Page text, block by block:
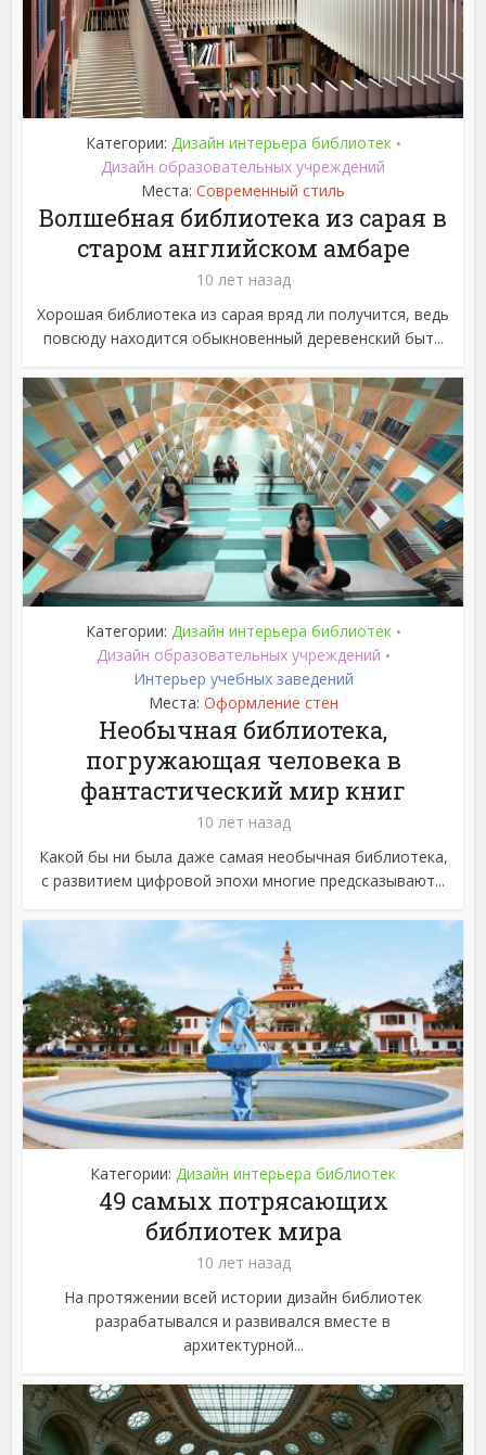
Категории: Дизайн интерьера библиотек •
Дизайн образовательных учреждений
Места: Современный стиль
Волшебная библиотека из сарая в
старом английском амбаре
10 лет назад
Хорошая библиотека из сарая вряд ли получится, ведь
повсюду находится обыкновенный деревенский быт...
Категории: Дизайн интерьера библиотек •
Дизайн образовательных учреждений •
Интерьер учебных заведений
Места: Оформление стен
Необычная библиотека,
погружающая человека в
фантастический мир книг
10 лет назад
Какой бы ни была даже самая необычная библиотека,
с развитием цифровой эпохи многие предсказывают...
Категории: Дизайн интерьера библиотек
49 самых потрясающих
библиотек мира
10 лет назад
На протяжении всей истории дизайн библиотек
разрабатывался и развивался вместе в
архитектурной...